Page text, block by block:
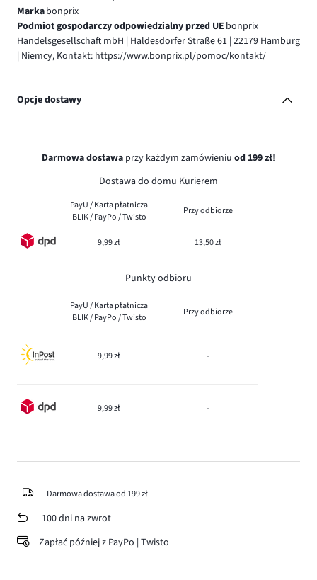
Markabonprix
Podmiot gospodarczy odpowiedzialny przed UE bonprix
Handelsgesellschaft mbH | Haldesdorfer Straße 61 | 22179 Hamburg
| Niemcy, Kontakt: https://www.bonprix.pl/pomoc/kontakt/
Opcje dostawy
Darmowa dostawa przy każdym zamówieniu od 199 zł!
Dostawa do domu Kurierem
PayU / Karta płatnicza
BLIK / PayPo / Twisto
Przy odbiorze
9,99 zł 13,50 zł
Punkty odbioru
PayU / Karta płatnicza
BLIK / PayPo / Twisto
Przy odbiorze
9,99 zł -
9,99 zł -
Darmowa dostawa od 199 zł
100 dni na zwrot
Zapłać później z PayPo | Twisto